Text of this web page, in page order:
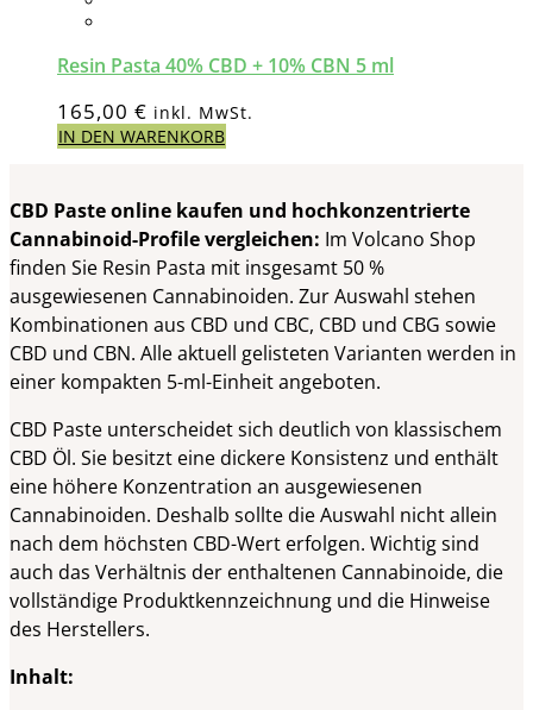
Resin Pasta 40% CBD + 10% CBN 5 ml
165,00 € inkl. MwSt.
IN DEN WARENKORB
CBD Paste online kaufen und hochkonzentrierte
Cannabinoid-Profile vergleichen: Im Volcano Shop
finden Sie Resin Pasta mit insgesamt 50 %
ausgewiesenen Cannabinoiden. Zur Auswahl stehen
Kombinationen aus CBD und CBC, CBD und CBG sowie
CBD und CBN. Alle aktuell gelisteten Varianten werden in
einer kompakten 5-ml-Einheit angeboten.
CBD Paste unterscheidet sich deutlich von klassischem
CBD Öl. Sie besitzt eine dickere Konsistenz und enthält
eine höhere Konzentration an ausgewiesenen
Cannabinoiden. Deshalb sollte die Auswahl nicht allein
nach dem höchsten CBD-Wert erfolgen. Wichtig sind
auch das Verhältnis der enthaltenen Cannabinoide, die
vollständige Produktkennzeichnung und die Hinweise
des Herstellers.
Inhalt: